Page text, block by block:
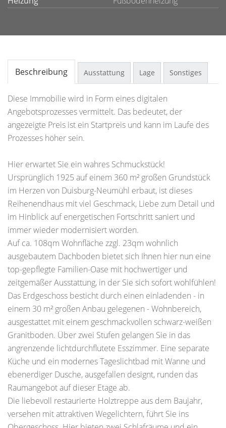
Beschreibung Ausstattung Lage Sonstiges
Diese Immobilie wird in Form eines digitalen
Angebotsprozesses vermittelt. Das bedeutet, der
angezeigte Preis ist ein Startpreis und kann im Laufe des
Prozesses höher sein.
Hier erwartet Sie ein wahres Schmuckstück!
Ursprünglich 1925 auf einem 360 m² großen Grundstück
im Herzen von Duisburg-Neumühl erbaut, ist dieses
Reihenendhaus mit viel Geschmack, Liebe zum Detail und
im Hinblick auf energetischen Fortschritt saniert und
immer wieder modernisiert worden.
Auf ca. 108qm Wohnfläche zzgl. 23qm wohnlich
ausgebautem Dachboden bietet sich Ihnen hier nun eine
top-gepflegte Familien-Oase mit hochwertiger und
zeitgemäßer Ausstattung, in der Sie sich sofort wohlfühlen!
Das Erdgeschoss besticht durch einen einladenden - in
einem 30 m² großen Anbau gelegenen - Wohnbereich,
ausgestattet mit einem geschmackvollen schwarz-weißen
Granitboden. Über zwei Stufen gelangen Sie in das
angrenzende lichtdurchflutete Esszimmer. Eine separate
Küche und ein modernes Tageslichtbad mit Wanne und
ebenerdiger Dusche, ausgefallen designt, runden das
Raumangebot auf dieser Etage ab.
Die liebevoll restaurierte Holztreppe aus dem Baujahr,
versehen mit attraktiven Wegelichtern, führt Sie ins